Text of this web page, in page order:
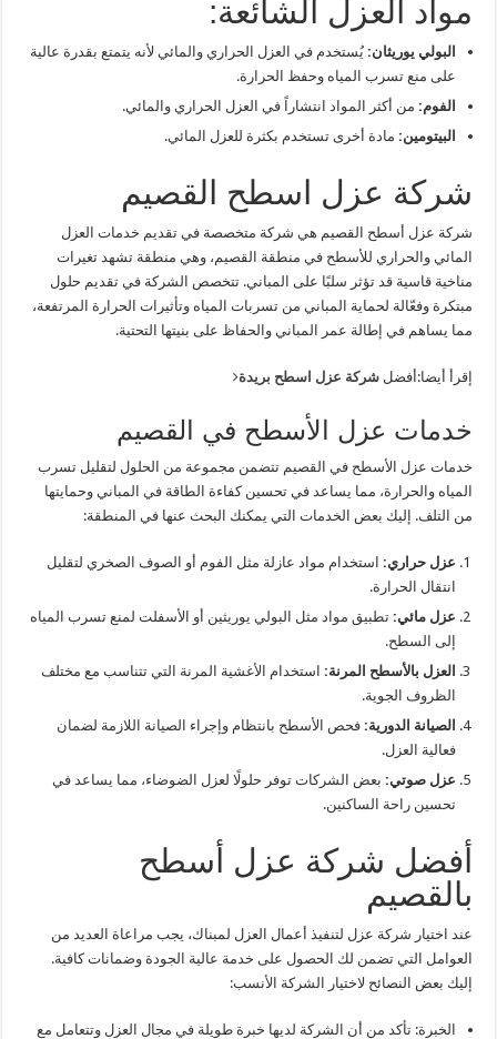
مواد العزل الشائعة:
البولي يوريثان: يُستخدم في العزل الحراري والمائي لأنه يتمتع بقدرة عالية
على منع تسرب المياه وحفظ الحرارة.
الفوم: من أكثر المواد انتشاراً في العزل الحراري والمائي.
البيتومين: مادة أخرى تستخدم بكثرة للعزل المائي.
شركة عزل اسطح القصيم
شركة عزل أسطح القصيم هي شركة متخصصة في تقديم خدمات العزل
المائي والحراري للأسطح في منطقة القصيم، وهي منطقة تشهد تغيرات
مناخية قاسية قد تؤثر سلبًا على المباني. تتخصص الشركة في تقديم حلول
مبتكرة وفعّالة لحماية المباني من تسربات المياه وتأثيرات الحرارة المرتفعة،
مما يساهم في إطالة عمر المباني والحفاظ على بنيتها التحتية.
إقرأ أيضا: أفضلشركة عزل اسطح بريدة
خدمات عزل الأسطح في القصيم
خدمات عزل الأسطح في القصيم تتضمن مجموعة من الحلول لتقليل تسرب
المياه والحرارة، مما يساعد في تحسين كفاءة الطاقة في المباني وحمايتها
من التلف. إليك بعض الخدمات التي يمكنك البحث عنها في المنطقة:
عزل حراري: استخدام مواد عازلة مثل الفوم أو الصوف الصخري لتقليل
انتقال الحرارة.
عزل مائي: تطبيق مواد مثل البولي يوريثين أو الأسفلت لمنع تسرب المياه
إلى السطح.
العزل بالأسطح المرنة: استخدام الأغشية المرنة التي تتناسب مع مختلف
الظروف الجوية.
الصيانة الدورية: فحص الأسطح بانتظام وإجراء الصيانة اللازمة لضمان
فعالية العزل.
عزل صوتي: بعض الشركات توفر حلولًا لعزل الضوضاء، مما يساعد في
تحسين راحة الساكنين.
أفضل شركة عزل أسطح
بالقصيم
عند اختيار شركة عزل لتنفيذ أعمال العزل لمبناك، يجب مراعاة العديد من
العوامل التي تضمن لك الحصول على خدمة عالية الجودة وضمانات كافية.
إليك بعض النصائح لاختيار الشركة الأنسب:
الخبرة: تأكد من أن الشركة لديها خبرة طويلة في مجال العزل وتتعامل مع